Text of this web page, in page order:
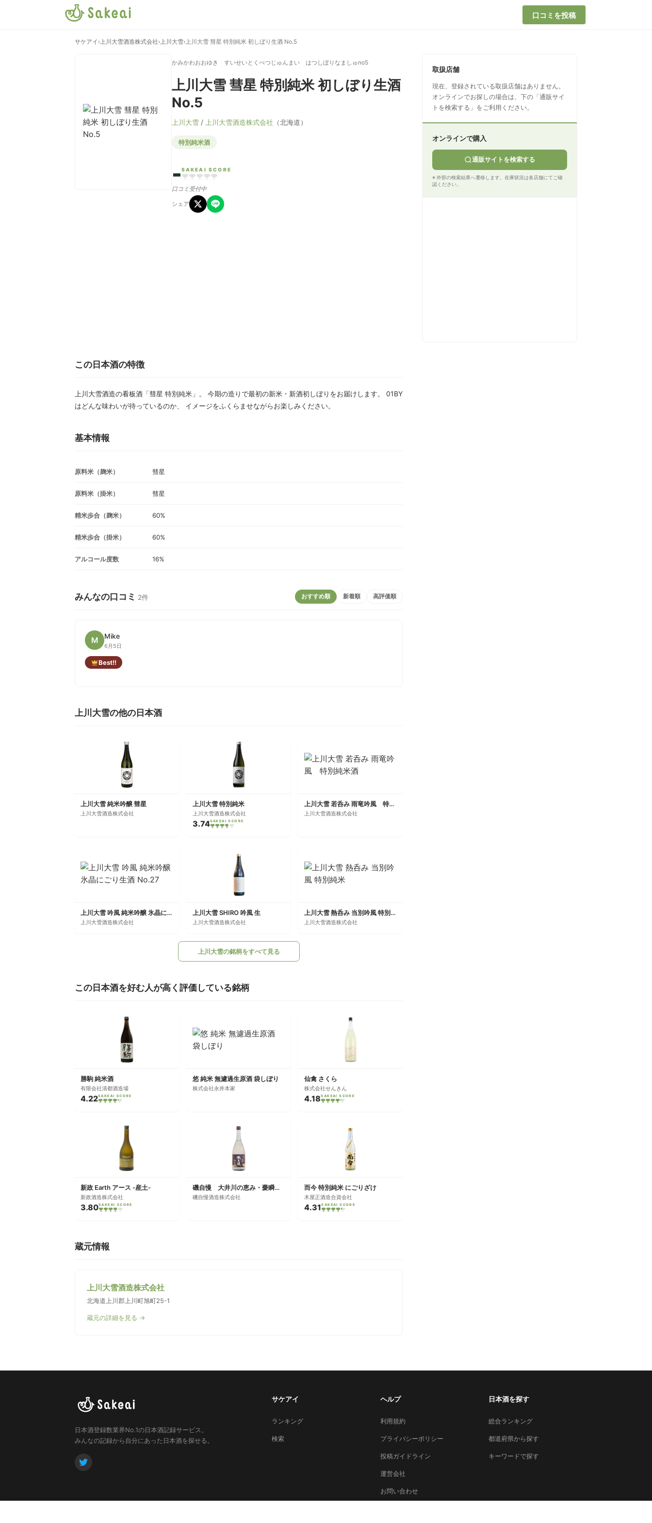
口コミを投稿
サケアイ ›上川大雪酒造株式会社›上川大雪›上川大雪 彗星 特別純米 初しぼり生酒 No.5
かみかわおおゆき すいせいとくべつじゅんまい はつしぼりなましゅno5
上川大雪 彗星 特別純米 初しぼり生酒
No.5
上川大雪 / 上川大雪酒造株式会社 （北海道）
特別純米酒
-SAKEAI SCORE
口コミ受付中
シェア
取扱店舗
現在、登録されている取扱店舗はありません。
オンラインでお探しの場合は、下の「通販サイ
トを検索する」をご利用ください。
オンラインで購入
通販サイトを検索する
※ 外部の検索結果へ遷移します。在庫状況は各店舗にてご確
認ください。
この日本酒の特徴
上川大雪酒造の看板酒「彗星 特別純米」。 今期の造りで最初の新米・新酒初しぼりをお届けします。 01BY
はどんな味わいが待っているのか、 イメージをふくらませながらお楽しみください。
基本情報
原料米（麹米） 彗星
原料米（掛米） 彗星
精米歩合（麹米） 60%
精米歩合（掛米） 60%
アルコール度数 16%
みんなの口コミ 2件 おすすめ順 新着順 高評価順
M Mike
6月5日
Best!!
上川大雪の他の日本酒
上川大雪 純米吟醸 彗星
上川大雪酒造株式会社
上川大雪 特別純米
上川大雪酒造株式会社
3.74SAKEAI SCORE
上川大雪 若呑み 雨竜吟風 特別純米酒
上川大雪酒造株式会社
上川大雪 吟風 純米吟醸 氷晶にごり生酒 No.27
上川大雪酒造株式会社
上川大雪 SHIRO 吟風 生
上川大雪酒造株式会社
上川大雪 熱呑み 当別吟風 特別純米
上川大雪酒造株式会社
上川大雪の銘柄をすべて見る
この日本酒を好む人が高く評価している銘柄
勝駒 純米酒
有限会社清都酒造場
4.22SAKEAI SCORE
悠 純米 無濾過生原酒 袋しぼり
株式会社永井本家
仙禽 さくら
株式会社せんきん
4.18SAKEAI SCORE
新政 Earth アース -産土-
新政酒造株式会社
3.80SAKEAI SCORE
磯自慢 大井川の恵み・薆瞬 純米吟醸
磯自慢酒造株式会社
而今 特別純米 にごりざけ
木屋正酒造合資会社
4.31SAKEAI SCORE
蔵元情報
上川大雪酒造株式会社
北海道上川郡上川町旭町25-1
蔵元の詳細を見る →
日本酒登録数業界No.1の日本酒記録サービス。
みんなの記録から自分にあった日本酒を探せる。
サケアイ
ランキング
検索
ヘルプ
利用規約
プライバシーポリシー
投稿ガイドライン
運営会社
お問い合わせ
日本酒を探す
総合ランキング
都道府県から探す
キーワードで探す